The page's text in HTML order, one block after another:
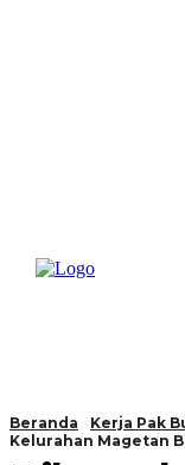
Beranda Kerja Pak
Kelurahan Magetan